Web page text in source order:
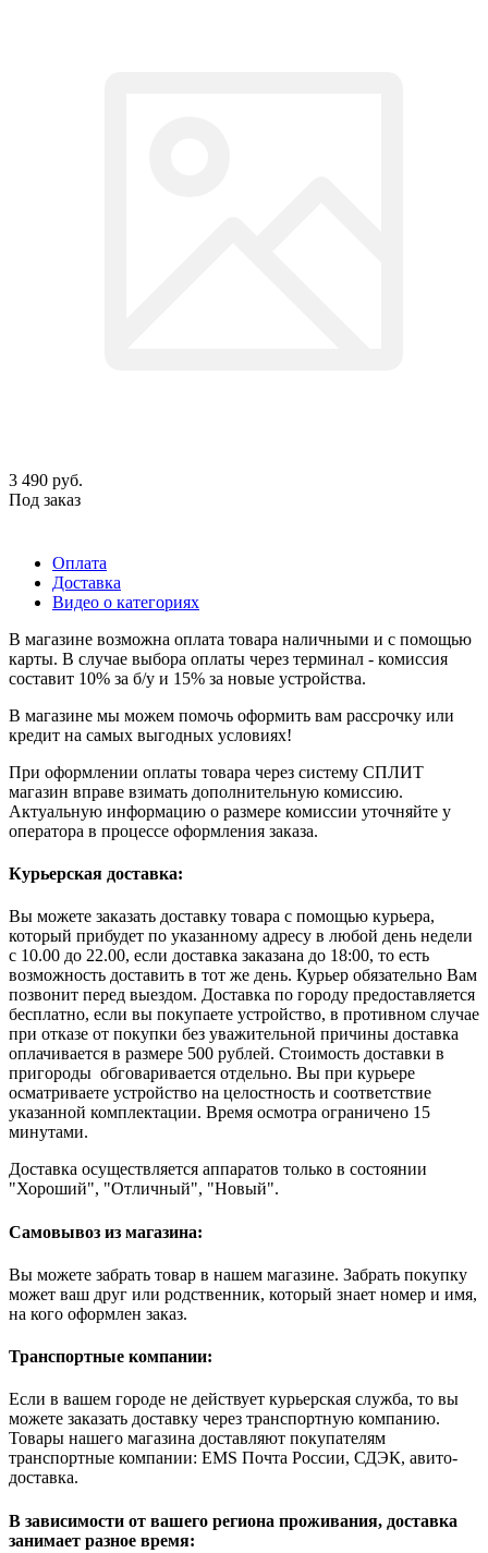
3 490 руб.
Под заказ
Оплата
Доставка
Видео о категориях
В магазине возможна оплата товара наличными и с помощью
карты. В случае выбора оплаты через терминал - комиссия
составит 10% за б/у и 15% за новые устройства.
В магазине мы можем помочь оформить вам рассрочку или
кредит на самых выгодных условиях!
При оформлении оплаты товара через систему СПЛИТ
магазин вправе взимать дополнительную комиссию.
Актуальную информацию о размере комиссии уточняйте у
оператора в процессе оформления заказа.
Курьерская доставка:
Вы можете заказать доставку товара с помощью курьера,
который прибудет по указанному адресу в любой день недели
с 10.00 до 22.00, если доставка заказана до 18:00, то есть
возможность доставить в тот же день. Курьер обязательно Вам
позвонит перед выездом. Доставка по городу предоставляется
бесплатно, если вы покупаете устройство, в противном случае
при отказе от покупки без уважительной причины доставка
оплачивается в размере 500 рублей. Стоимость доставки в
пригороды обговаривается отдельно. Вы при курьере
осматриваете устройство на целостность и соответствие
указанной комплектации. Время осмотра ограничено 15
минутами.
Доставка осуществляется аппаратов только в состоянии
"Хороший", "Отличный", "Новый".
Самовывоз из магазина:
Вы можете забрать товар в нашем магазине. Забрать покупку
может ваш друг или родственник, который знает номер и имя,
на кого оформлен заказ.
Транспортные компании:
Если в вашем городе не действует курьерская служба, то вы
можете заказать доставку через транспортную компанию.
Товары нашего магазина доставляют покупателям
транспортные компании: EMS Почта России, СДЭК, авито-
доставка.
В зависимости от вашего региона проживания, доставка
занимает разное время: